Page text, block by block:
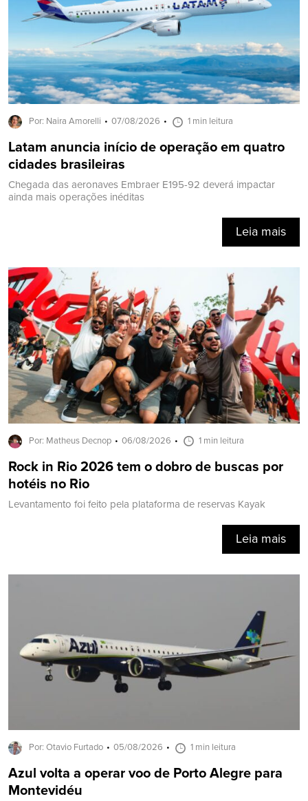
Por: Naira Amorelli 07/08/2026 1 min leitura
Latam anuncia início de operação em quatro
cidades brasileiras
Chegada das aeronaves Embraer E195-92 deverá impactar
ainda mais operações inéditas
Leia mais
Por: Matheus Decnop 06/08/2026 1 min leitura
Rock in Rio 2026 tem o dobro de buscas por
hotéis no Rio
Levantamento foi feito pela plataforma de reservas Kayak
Leia mais
Por: Otavio Furtado 05/08/2026 1 min leitura
Azul volta a operar voo de Porto Alegre para
Montevidéu